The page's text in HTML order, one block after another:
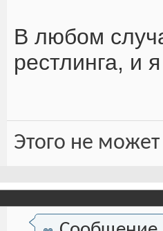
В любом
рестлинга, и
Этого не